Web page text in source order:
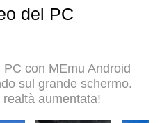
gioca a Pokémon GO
niente più limitazioni di
inquietanti. Il
sulla base della
sistema di mappatura
Pokémon GO un vero e
del PC
con MEmu Android
sul grande schermo.
realtà aumentata!